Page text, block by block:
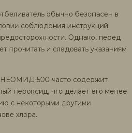
обычно безопасен в
соблюдения инструкций
Однако, перед
прочитать и следовать указаниям
НЕОМИД-500 часто содержит
пероксид, что делает его менее
с некоторыми другими
хлора.